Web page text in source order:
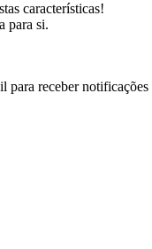
características!
para si.
para receber